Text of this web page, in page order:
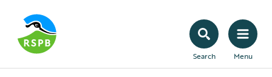
Search Menu